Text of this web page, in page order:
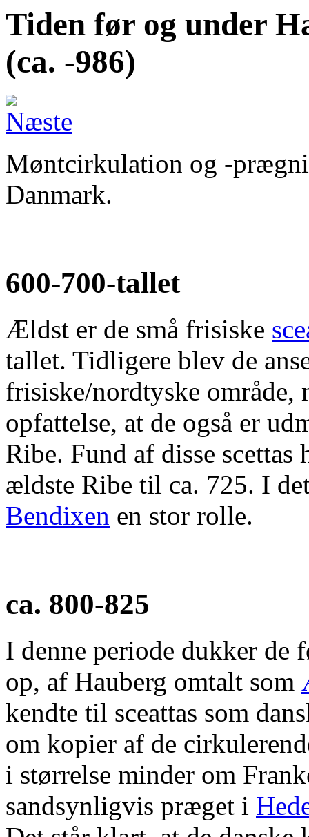
Tiden før og under
(ca. -986)
Møntcirkulation og -
Danmark.
600-700-tallet
Ældst er de små frisiske
tallet. Tidligere blev de
frisiske/nordtyske område,
opfattelse, at de også er
Ribe. Fund af disse
ældste Ribe til ca. 725. I
Bendixen en stor rolle.
ca. 800-825
I denne periode dukker de
op, af Hauberg omtalt som
kendte til sceattas som
om kopier af de
i størrelse minder om
sandsynligvis præget i